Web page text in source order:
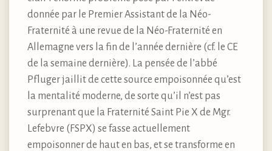
donnée par le Premier Assistant de la Néo-
Fraternité à une revue de la Néo-Fraternité en
Allemagne vers la fin de l’année dernière (cf. le CE
de la semaine dernière). La pensée de l’abbé
Pfluger jaillit de cette source empoisonnée qu’est
la mentalité moderne, de sorte qu’il n’est pas
surprenant que la Fraternité Saint Pie X de Mgr.
Lefebvre (FSPX) se fasse actuellement
empoisonner de haut en bas, et se transforme en